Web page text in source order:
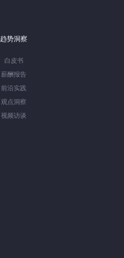
趋势洞察
白皮书
薪酬报告
前沿实践
观点洞察
视频访谈